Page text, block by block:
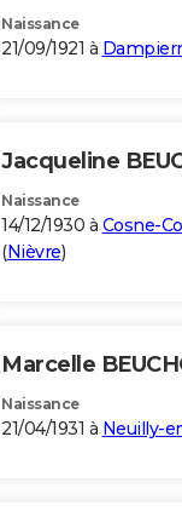
Naissance
21/09/1921 à
Jacqueline
Naissance
14/12/1930 à Cosne-
(Nièvre)
Marcelle
Naissance
21/04/1931 à Neuilly-